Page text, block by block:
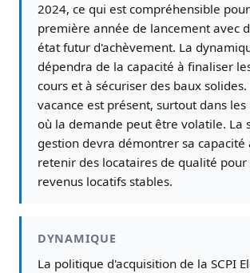
2024, ce qui est compréhensible
première année de lancement avec
état futur d'achèvement. La
dépendra de la capacité à finaliser
cours et à sécuriser des baux
vacance est présent, surtout dans les
où la demande peut être volatile. La
gestion devra démontrer sa
retenir des locataires de qualité pour
revenus locatifs stables.
DYNAMIQUE
La politique d'acquisition de la SCPI